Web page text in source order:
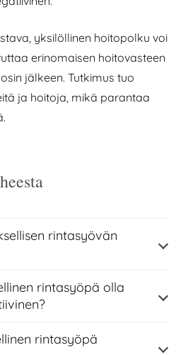
yksilöllinen hoitopolku voi
erinomaisen hoitovasteen
jälkeen. Tutkimus tuo
ja hoitoja, mikä parantaa
rintasyövän
rintasyöpä olla
rintasyöpä